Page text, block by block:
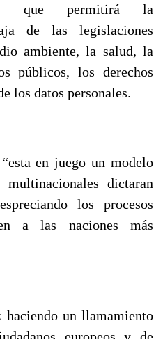
que permitirá la
de las legislaciones
ambiente, la salud, la
públicos, los derechos
los datos personales.
en juego un modelo
dictaran
los procesos
a las naciones más
haciendo un llamamiento